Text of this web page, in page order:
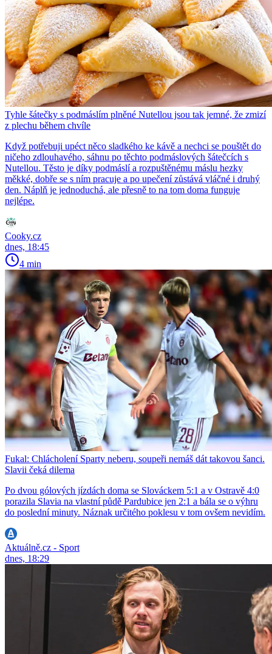
Tyhle šátečky s podmáslím plněné Nutellou jsou tak jemné, že zmizí
z plechu během chvíle
Když potřebuji upéct něco sladkého ke kávě a nechci se pouštět do
ničeho zdlouhavého, sáhnu po těchto podmáslových šátečcích s
Nutellou. Těsto je díky podmáslí a rozpuštěnému máslu hezky
měkké, dobře se s ním pracuje a po upečení zůstává vláčné i druhý
den. Náplň je jednoduchá, ale přesně to na tom doma funguje
nejlépe.
Cooky.cz
dnes, 18:45
4 min
Fukal: Chlácholení Sparty neberu, soupeři nemáš dát takovou šanci.
Slavii čeká dilema
Po dvou gólových jízdách doma se Slováckem 5:1 a v Ostravě 4:0
porazila Slavia na vlastní půdě Pardubice jen 2:1 a bála se o výhru
do poslední minuty. Náznak určitého poklesu v tom ovšem nevidím.
Aktuálně.cz - Sport
dnes, 18:29